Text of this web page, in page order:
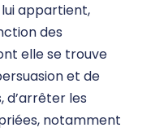
lui appartient,
des
elle se trouve
et de
d’arrêter les
notamment